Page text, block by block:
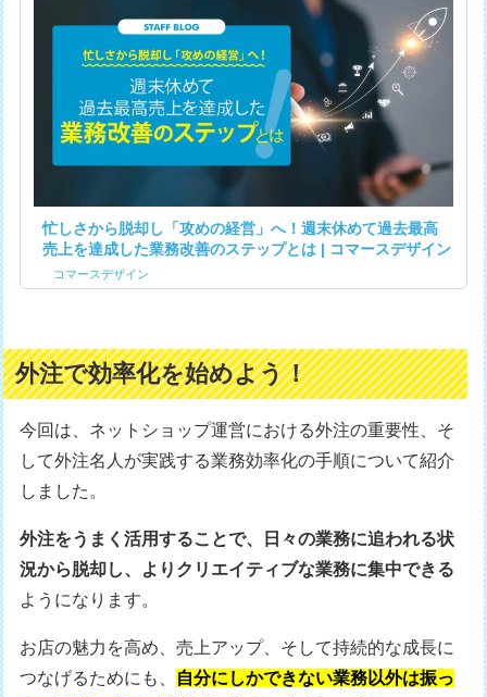
忙しさから脱却し「攻めの経営」へ！週末休めて過去最高
売上を達成した業務改善のステップとは | コマースデザイン
コマースデザイン
外注で効率化を始めよう！
今回は、ネットショップ運営における外注の重要性、そ
して外注名人が実践する業務効率化の手順について紹介
しました。
外注をうまく活用することで、日々の業務に追われる状
況から脱却し、よりクリエイティブな業務に集中できる
ようになります。
お店の魅力を高め、売上アップ、そして持続的な成長に
つなげるためにも、 自分にしかできない業務以外は振っ